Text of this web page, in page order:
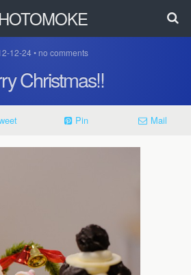
12-24 • no comments
Christmas!!
Pin Mail